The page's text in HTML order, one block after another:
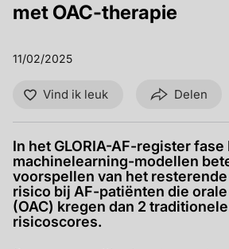
met OAC-therapie
11/02/2025
Vind ik leuk Delen
In het GLORIA-AF-register fase
machinelearning-modellen
voorspellen van het
risico bij AF-patiënten die
(OAC) kregen dan 2
risicoscores.